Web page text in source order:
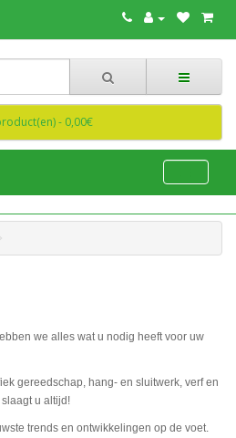
- 0,00€
we alles wat u nodig heeft voor uw
gereedschap, hang- en sluitwerk, verf en
u altijd!
trends en ontwikkelingen op de voet.